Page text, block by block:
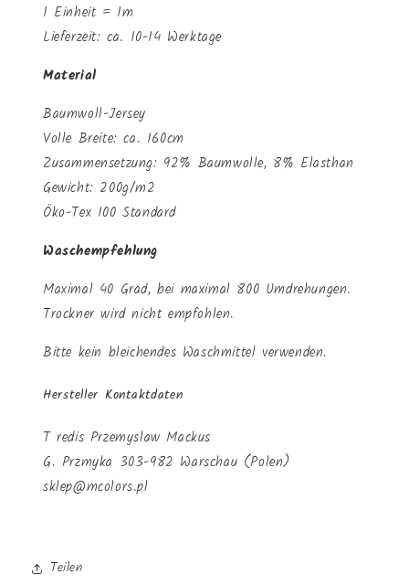
1 Einheit = 1m
Lieferzeit: ca. 10-14 Werktage
Material
Baumwoll-Jersey
Volle Breite: ca. 160cm
Zusammensetzung: 92% Baumwolle, 8% Elasthan
Gewicht: 200g/m2
Öko-Tex 100 Standard
Waschempfehlung
Maximal 40 Grad, bei maximal 800 Umdrehungen.
Trockner wird nicht empfohlen.
Bitte kein bleichendes Waschmittel verwenden.
Hersteller Kontaktdaten
T redis Przemyslaw Mackus
G. Przmyka 303-982 Warschau (Polen)
sklep@mcolors.pl
Teilen